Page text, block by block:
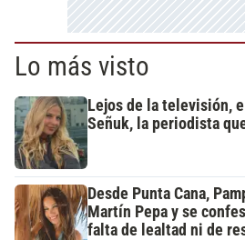
Lo más visto
Lejos de la televisión,
Señuk, la periodista
Desde Punta Cana,
Martín Pepa y se
falta de lealtad ni de